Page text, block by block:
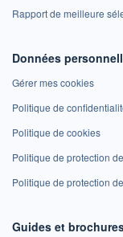
Rapport de meilleure
Données
Gérer mes cookies
Politique de
Politique de cookies
Politique de protection
Politique de protection
Guides et